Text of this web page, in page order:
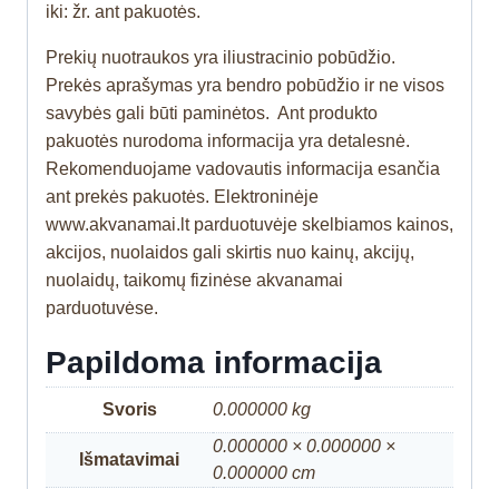
iki: žr. ant pakuotės.
Prekių nuotraukos yra iliustracinio pobūdžio.
Prekės aprašymas yra bendro pobūdžio ir ne visos
savybės gali būti paminėtos. Ant produkto
pakuotės nurodoma informacija yra detalesnė.
Rekomenduojame vadovautis informacija esančia
ant prekės pakuotės. Elektroninėje
www.akvanamai.lt parduotuvėje skelbiamos kainos,
akcijos, nuolaidos gali skirtis nuo kainų, akcijų,
nuolaidų, taikomų fizinėse akvanamai
parduotuvėse.
Papildoma informacija
Svoris 0.000000 kg
Išmatavimai
0.000000 × 0.000000 ×
0.000000 cm